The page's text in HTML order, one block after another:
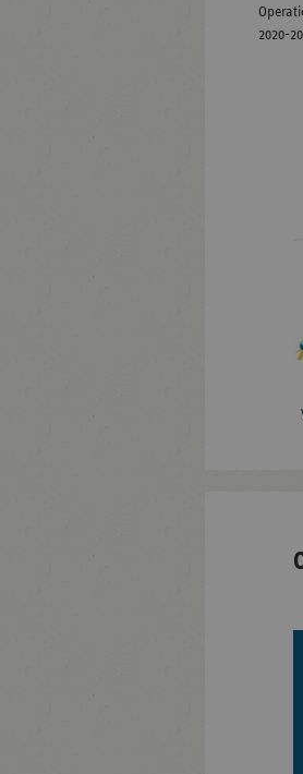
2020-